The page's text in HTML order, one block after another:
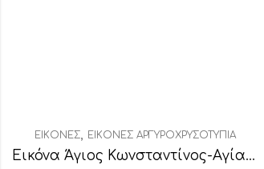
ΕΙΚΌΝΕΣ, ΕΙΚΌΝΕΣ ΑΡΓΥΡΟΧΡΥΣΟΤΥΠΊΑ
Εικόνα Άγιος Κωνσταντίνος-Αγία Ελένη